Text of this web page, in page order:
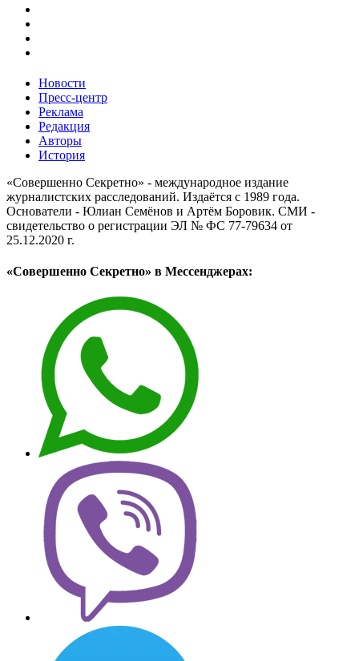
Новости
Пресс-центр
Реклама
Редакция
Авторы
История
«Совершенно Секретно» - международное издание
журналистских расследований. Издаётся с 1989 года.
Основатели - Юлиан Семёнов и Артём Боровик. CМИ -
свидетельство о регистрации ЭЛ № ФС 77-79634 от
25.12.2020 г.
«Совершенно Секретно» в Мессенджерах: